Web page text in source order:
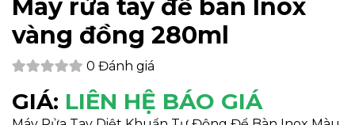
Máy rửa tay để bàn Inox
vàng đồng 280ml
0 Đánh giá
GIÁ: LIÊN HỆ BÁO GIÁ